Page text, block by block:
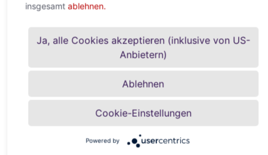
KI hält Weltwirtschaft auf
Wachstumskurs – trotz
Energiekrise und
insgesamt ablehnen.
Ja, alle Cookies akzeptieren (inklusive von US-
Anbietern)
Ablehnen
Cookie-Einstellungen
Powered by